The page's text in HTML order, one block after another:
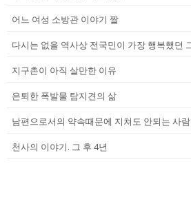
어느 여성 소방관 이야기 짤
지구촌이 아직 살만한 이유
은퇴한 폭발물 탐지견의 삶
남편으로서의 약속때문에 지쳐도 안되는 사람
천사의 이야기. 그 후 4년